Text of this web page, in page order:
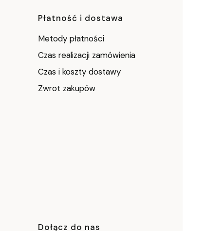
Płatność i dostawa
Metody płatności
Czas realizacji zamówienia
Czas i koszty dostawy
Zwrot zakupów
Dołącz do nas